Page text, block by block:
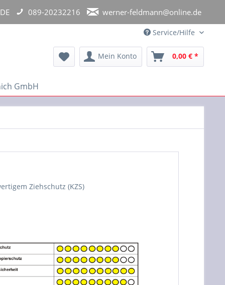
089-20232216 werner-feldmann@online.de
Service/Hilfe
Mein Konto 0,00 € *
GmbH
Ziehschutz (KZS)